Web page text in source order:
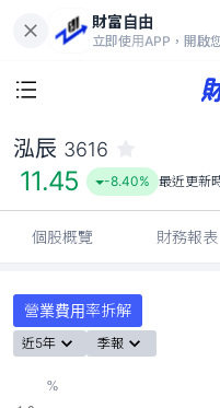
財富自由
立即使用APP，開啟
11.45
泓辰 3616
11.45 -8.40% 最近更新
個股概覽 財務報表
營業費用率拆解
近5年 季報